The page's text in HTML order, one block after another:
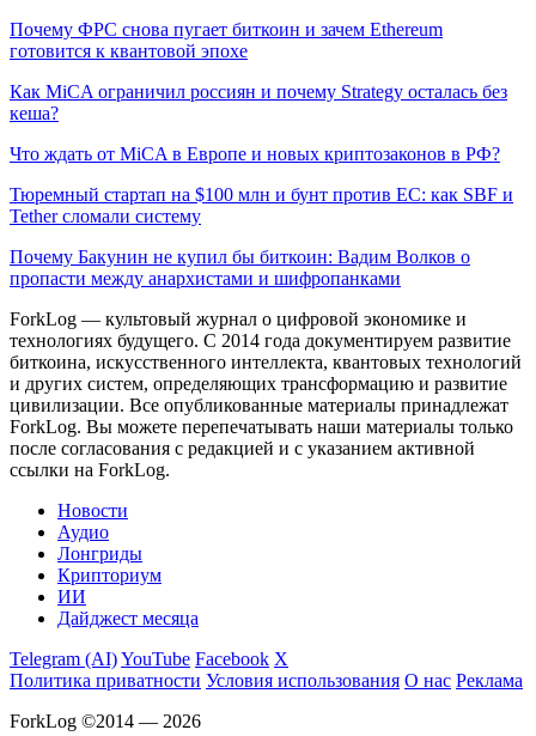
Почему ФРС снова пугает биткоин и зачем Ethereum
готовится к квантовой эпохе
Как MiCA ограничил россиян и почему Strategy осталась без
кеша?
Что ждать от MiCA в Европе и новых криптозаконов в РФ?
Тюремный стартап на $100 млн и бунт против ЕС: как SBF и
Tether сломали систему
Почему Бакунин не купил бы биткоин: Вадим Волков о
пропасти между анархистами и шифропанками
ForkLog — культовый журнал о цифровой экономике и
технологиях будущего. С 2014 года документируем развитие
биткоина, искусственного интеллекта, квантовых технологий
и других систем, определяющих трансформацию и развитие
цивилизации. Все опубликованные материалы принадлежат
ForkLog. Вы можете перепечатывать наши материалы только
после согласования с редакцией и с указанием активной
ссылки на ForkLog.
Новости
Аудио
Лонгриды
Крипториум
ИИ
Дайджест месяца
Telegram (AI)YouTube Facebook X
Политика приватности Условия использования О нас Реклама
ForkLog ©2014 — 2026